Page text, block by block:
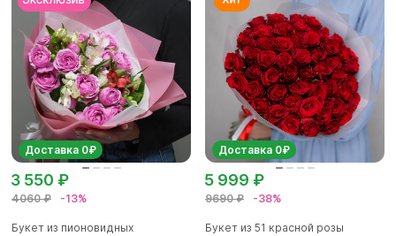
Доставка 0₽
4060 ₽ -13%
3 550 ₽
Букет из пионовидных
Доставка 0₽
9690 ₽ -38%
5 999 ₽
Букет из 51 красной розы